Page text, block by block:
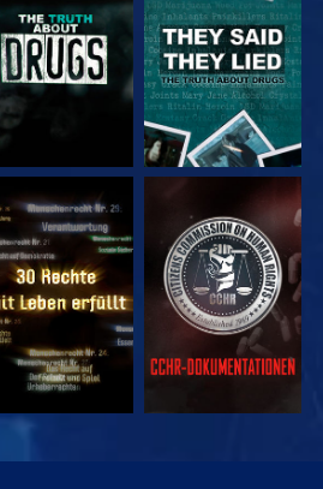
ANSEHEN ANSEHEN
ANSEHEN ANSEHEN